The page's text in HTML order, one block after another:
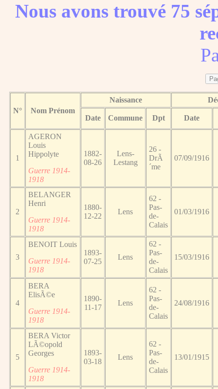
Nous avons trouvé 75
N° Nom Prénom
Naissance
Date Commune Dpt Date
1
AGERON
Louis
Hippolyte
Guerre 1914-
1918
1882-
08-26
Lens-
Lestang
26 -
DrÃ
´me
07/09/1916
2
BELANGER
Henri
Guerre 1914-
1918
1880-
12-22
Lens
62 -
Pas-
de-
Calais
01/03/1916
3
BENOIT Louis
Guerre 1914-
1918
1893-
07-25
Lens
62 -
Pas-
de-
Calais
15/03/1916
4
BERA
ElisÃ©e
Guerre 1914-
1918
1890-
11-17
Lens
62 -
Pas-
de-
Calais
24/08/1916
5
BERA Victor
LÃ©opold
Georges
Guerre 1914-
1918
1893-
03-18
Lens
62 -
Pas-
de-
Calais
13/01/1915